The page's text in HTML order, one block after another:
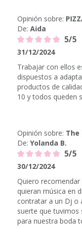
Opinión sobre:
De: Aida
5/5
31/12/2024
Trabajar con ellos
dispuestos a
productos de
10 y todos queden
Opinión sobre: The
De: Yolanda B.
5/5
30/12/2024
Quiero
quieran música en
contratar a un Dj o
suerte que tuvimos
para nuestra boda